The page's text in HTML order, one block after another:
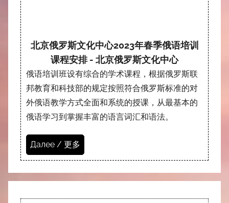
北京俄罗斯文化中心2023年春季俄语培训
课程安排 - 北京俄罗斯文化中心
俄语培训班设有综合的学术课程，根据俄罗斯联
邦教育和科技部的规定按照符合俄罗斯标准的对
外俄语教学方式全面和系统的授课，从最基本的
俄语学习到掌握丰富的语言词汇和语法。
Далее / 更多